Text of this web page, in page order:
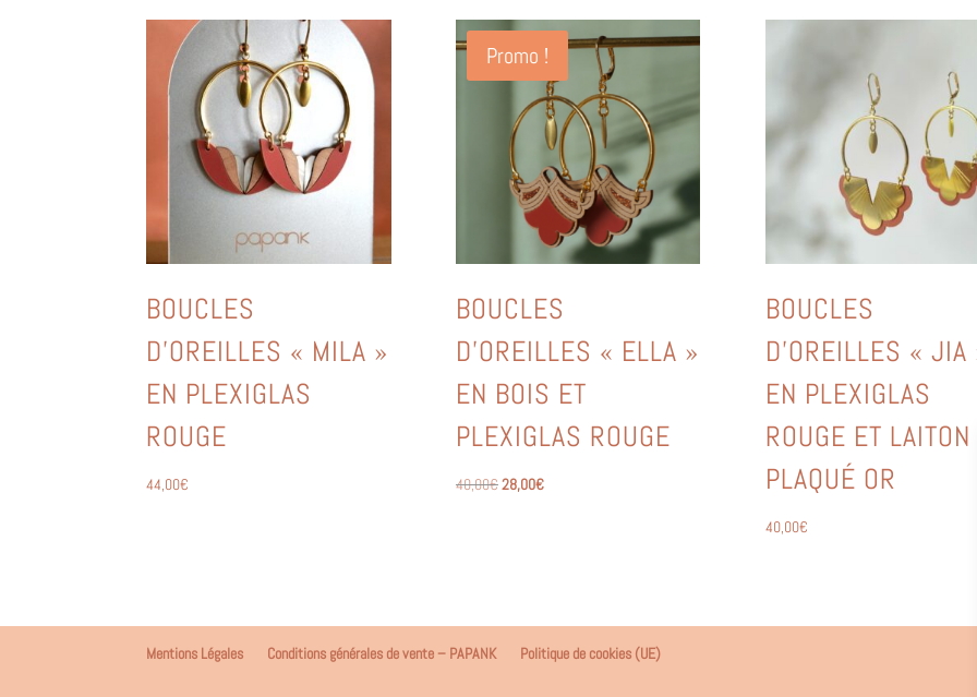
BOUCLES
D’OREILLES « MILA »
EN PLEXIGLAS
ROUGE
44,00€
Promo !
BOUCLES
D’OREILLES « ELLA »
EN BOIS ET
PLEXIGLAS ROUGE
40,00€Le
28,00€Le
BOUCLES
D’OREILLES « JIA
EN PLEXIGLAS
ROUGE ET LAITON
PLAQUÉ OR
40,00€
Mentions Légales Conditions générales de vente – PAPANK Politique de cookies (UE)